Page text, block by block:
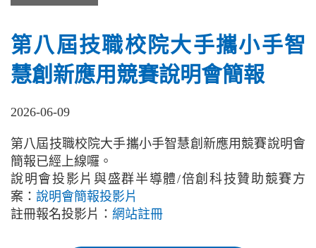
第八屆技職校院大手攜小手智
慧創新應用競賽說明會簡報
2026-06-09
第八屆技職校院大手攜小手智慧創新應用競賽說明會
簡報已經上線囉。
說明會投影片與盛群半導體/倍創科技贊助競賽方
案： 說明會簡報投影片
註冊報名投影片： 網站註冊